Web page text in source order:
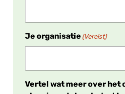
Je organisatie (Vereist)
Vertel wat meer over het